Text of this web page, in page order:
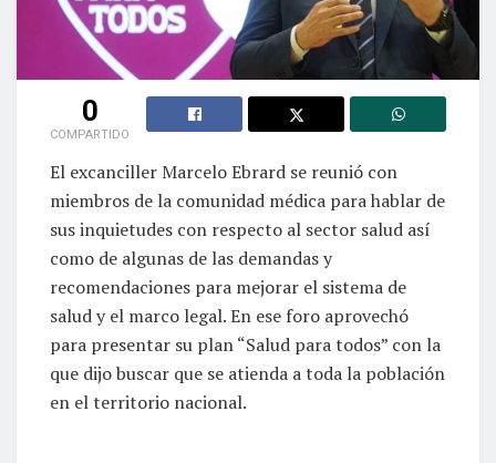
0
COMPARTIDO
El excanciller Marcelo Ebrard se reunió con
miembros de la comunidad médica para hablar de
sus inquietudes con respecto al sector salud así
como de algunas de las demandas y
recomendaciones para mejorar el sistema de
salud y el marco legal. En ese foro aprovechó
para presentar su plan “Salud para todos” con la
que dijo buscar que se atienda a toda la población
en el territorio nacional.